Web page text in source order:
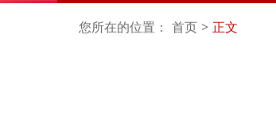
您所在的位置： 首页 > 正文